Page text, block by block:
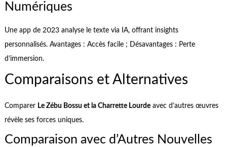
Numériques
Une app de 2023 analyse le texte via IA, offrant insights
personnalisés. Avantages : Accès facile ; Désavantages : Perte
d’immersion.
Comparaisons et Alternatives
Comparer Le Zébu Bossu et la Charrette Lourdeavec d’autres œuvres
révèle ses forces uniques.
Comparaison avec d’Autres Nouvelles